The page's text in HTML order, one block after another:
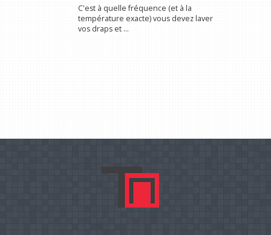
C'est à quelle fréquence (et à la
température exacte) vous devez laver
vos draps et ...